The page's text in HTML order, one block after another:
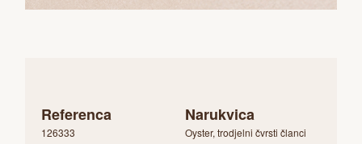
Referenca
126333
Narukvica
Oyster, trodjelni čvrsti članci